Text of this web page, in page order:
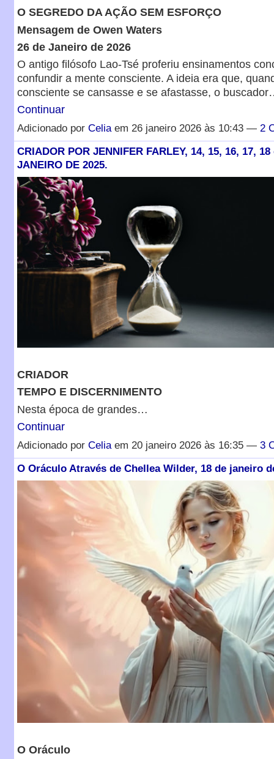
O SEGREDO DA AÇÃO SEM ESFORÇO
Mensagem de Owen Waters
26 de Janeiro de 2026
O antigo filósofo Lao-Tsé proferiu ensinamentos
confundir a mente consciente. A ideia era que,
consciente se cansasse e se afastasse, o
Continuar
Adicionado por Celiaem 26 janeiro 2026 às 10:43 — 2
CRIADOR POR JENNIFER FARLEY, 14, 15, 16, 17, 18
JANEIRO DE 2025.
CRIADOR
TEMPO E DISCERNIMENTO
Nesta época de grandes…
Continuar
Adicionado por Celiaem 20 janeiro 2026 às 16:35 — 3
O Oráculo Através de Chellea Wilder, 18 de janeiro
O Oráculo